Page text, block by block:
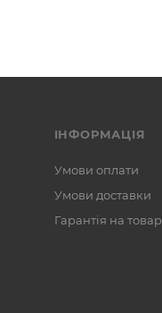
ІНФОРМАЦІЯ
Умови оплати
Умови доставки
Гарантія на товар